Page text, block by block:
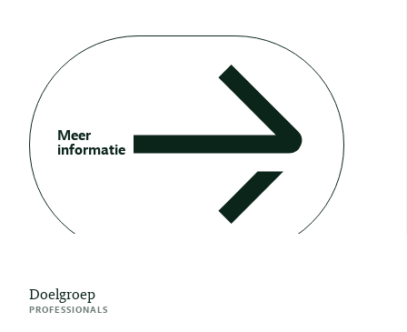
Meer
informatie
Doelgroep
PROFESSIONALS